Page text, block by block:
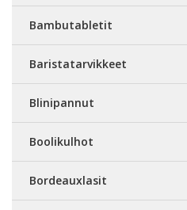
Bambutabletit
Baristatarvikkeet
Blinipannut
Boolikulhot
Bordeauxlasit